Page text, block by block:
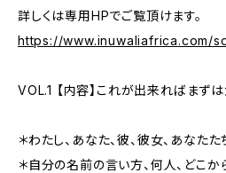
詳しくは専用HPでご覧頂けます。
https://www.inuwaliafrica.com/
VOL.1 【内容】これが出来ればまず
＊わたし、あなた、彼、彼女、あなた
＊自分の名前の言い方、何人、どこか